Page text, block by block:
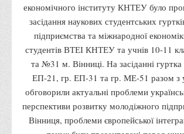
Інформація про гуртожитки
Положення про переведення
вакантні місця державного
Положення про старосту академічної
Положення про оцінювання
здобувачів вищої освіти
економічного інституту КНТЕУ було
засідання наукових студентських
підприємства та міжнародної
студентів ВТЕІ КНТЕУ та учнів 10-11
та №31 м. Вінниці. На засіданні гуртка
ЕП-21, гр. ЕП-31 та гр. МЕ-51 разом з
обговорили актуальні проблеми
перспективи розвитку молодіжного
Вінниця, проблеми європейської